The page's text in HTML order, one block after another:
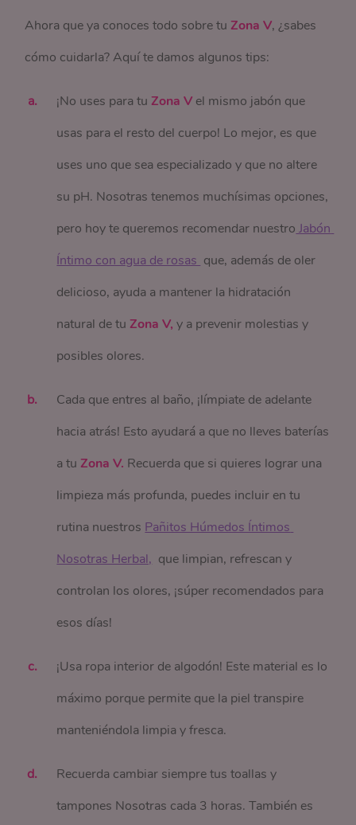
Ahora que ya conoces todo sobre tu Zona V, ¿sabes
cómo cuidarla? Aquí te damos algunos tips:
¡No uses para tu Zona V el mismo jabón que
usas para el resto del cuerpo! Lo mejor, es que
uses uno que sea especializado y que no altere
su pH. Nosotras tenemos muchísimas opciones,
pero hoy te queremos recomendar nuestro Jabón
Íntimo con agua de rosas que, además de oler
delicioso, ayuda a mantener la hidratación
natural de tu Zona V, y a prevenir molestias y
posibles olores.
Cada que entres al baño, ¡límpiate de adelante
hacia atrás! Esto ayudará a que no lleves baterías
a tu Zona V. Recuerda que si quieres lograr una
limpieza más profunda, puedes incluir en tu
rutina nuestrosPañitos Húmedos Íntimos
Nosotras Herbal, que limpian, refrescan y
controlan los olores, ¡súper recomendados para
esos días!
¡Usa ropa interior de algodón! Este material es lo
máximo porque permite que la piel transpire
manteniéndola limpia y fresca.
Recuerda cambiar siempre tus toallas y
tampones Nosotras cada 3 horas. También es